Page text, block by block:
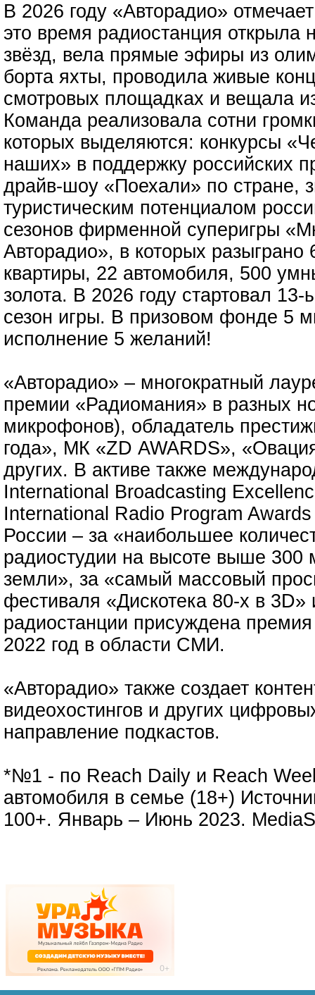
В 2026 году «Авторадио»
это время радиостанция открыла
звёзд, вела прямые эфиры из
борта яхты, проводила живые
смотровых площадках и вещала
Команда реализовала сотни
которых выделяются: конкурсы
наших» в поддержку российских
драйв-шоу «Поехали» по стране,
туристическим потенциалом
сезонов фирменной суперигры
Авторадио», в которых
квартиры, 22 автомобиля, 500
золота. В 2026 году стартовал
сезон игры. В призовом фонде 5
исполнение 5 желаний!
«Авторадио» – многократный
премии «Радиомания» в разных
микрофонов), обладатель
года», МК «ZD AWARDS»,
других. В активе также
International Broadcasting
International Radio Program
России – за «наибольшее
радиостудии на высоте выше 300
земли», за «самый массовый
фестиваля «Дискотека 80-х в 3D»
радиостанции присуждена
2022 год в области СМИ.
«Авторадио» также создает
видеохостингов и других
направление подкастов.
*№1 - по Reach Daily и Reach
автомобиля в семье (18+)
100+. Январь – Июнь 2023.